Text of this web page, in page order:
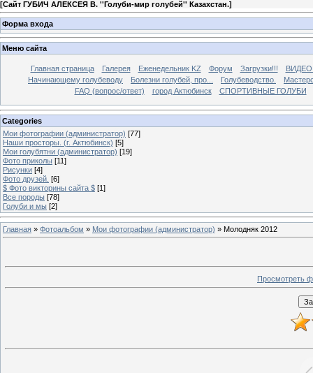
[Сайт ГУБИЧ АЛЕКСЕЯ В. ''Голуби-мир голубей'' Казахстан.]
Форма входа
Меню сайта
Главная страница Галерея Еженедельник KZ Форум Загрузки!!!
Начинающему голубеводу
Болезни голубей, про... Голубеводство.
FAQ (вопрос/ответ)
город Актюбинск СПОРТИВНЫЕ ГОЛУБИ
Categories
Мои фотографии (администратор) [77]
Наши просторы. (г. Актюбинск) [5]
Мои голубятни (администратор) [19]
Фото приколы [11]
Рисунки [4]
Фото друзей. [6]
$ Фото викторины сайта $ [1]
Все породы [78]
Голуби и мы [2]
Главная » Фотоальбом » Мои фотографии (администратор) » Молодняк 2012
Просмотреть